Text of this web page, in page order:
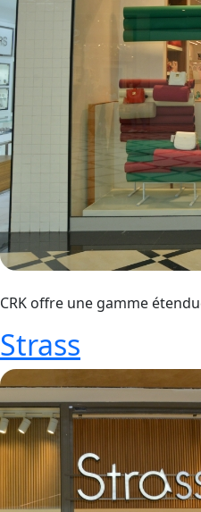
CRK offre une gamme
Strass